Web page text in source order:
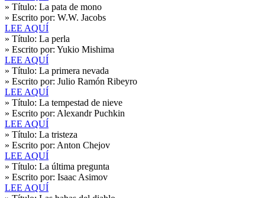
» Título: La pata de mono
» Escrito por: W.W. Jacobs
LEE AQUÍ
» Título: La perla
» Escrito por: Yukio Mishima
LEE AQUÍ
» Título: La primera nevada
» Escrito por: Julio Ramón Ribeyro
LEE AQUÍ
» Título: La tempestad de nieve
» Escrito por: Alexandr Puchkin
LEE AQUÍ
» Título: La tristeza
» Escrito por: Anton Chejov
LEE AQUÍ
» Título: La última pregunta
» Escrito por: Isaac Asimov
LEE AQUÍ